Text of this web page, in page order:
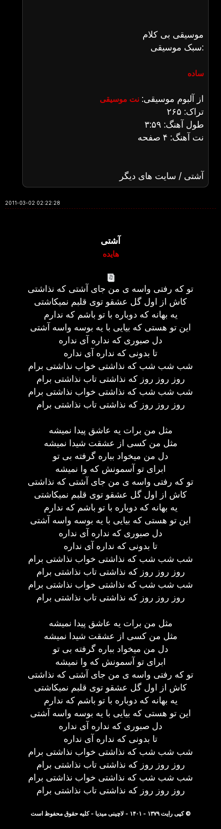
موسیقی بی کلام
سبک موسیقی:
ساده
از آلبوم موسیقی: نت موسیقی
تراک: ۲۶۵
طول آهنگ: ۳:۵۹
نت آهنگ: ۴ صفحه
آشتی / سایت های دیگر
2011-03-02 02:22:28
آشتی
هایده
تو که رفتی واسه ی من جای آشتی که نذاشتی
کاش از اول گل عشقو توی قلبم نمیکاشتی
یه بهانه که دوباره با تو باشم که ندارم
این تو هستی که بیایی با یه بوسه واسه آشتی
دل صبوری که نداره آی نداره
تا بدونی که نداره آی نداره
شب شب شب که نذاشتی خواب نذاشتی برام
روز روز روز که نذاشتی تاب نذاشتی برام
شب شب شب که نذاشتی خواب نذاشتی برام
روز روز روز که نذاشتی تاب نذاشتی برام
مثل من برات یه عاشق پیدا نمیشه
مثل من کسی از عشقت شیدا نمیشه
دل من میخواد بباره گرفته بی تو
ابرای تو آسمونش که وا نمیشه
تو که رفتی واسه ی من جای آشتی که نذاشتی
کاش از اول گل عشقو توی قلبم نمیکاشتی
یه بهانه که دوباره با تو باشم که ندارم
این تو هستی که بیایی با یه بوسه واسه آشتی
دل صبوری که نداره آی نداره
تا بدونی که نداره آی نداره
شب شب شب که نذاشتی خواب نذاشتی برام
روز روز روز که نذاشتی تاب نذاشتی برام
شب شب شب که نذاشتی خواب نذاشتی برام
روز روز روز که نذاشتی تاب نذاشتی برام
مثل من برات یه عاشق پیدا نمیشه
مثل من کسی از عشقت شیدا نمیشه
دل من میخواد بباره گرفته بی تو
ابرای تو آسمونش که وا نمیشه
تو که رفتی واسه ی من جای آشتی که نذاشتی
کاش از اول گل عشقو توی قلبم نمیکاشتی
یه بهانه که دوباره با تو باشم که ندارم
این تو هستی که بیایی با یه بوسه واسه آشتی
دل صبوری که نداره آی نداره
تا بدونی که نداره آی نداره
شب شب شب که نذاشتی خواب نذاشتی برام
روز روز روز که نذاشتی تاب نذاشتی برام
شب شب شب که نذاشتی خواب نذاشتی برام
روز روز روز که نذاشتی تاب نذاشتی برام
© کپی رایت ۱۳۷۹ - ۱۴۰۱ - لاچینی میدیا - کلیه حقوق محفوظ است